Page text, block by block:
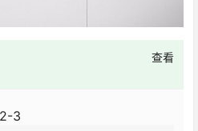
查看
3